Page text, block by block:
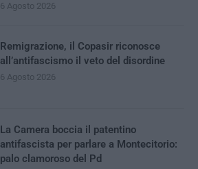
6 Agosto 2026
Remigrazione, il Copasir riconosce
all’antifascismo il veto del disordine
6 Agosto 2026
La Camera boccia il patentino
antifascista per parlare a Montecitorio:
palo clamoroso del Pd